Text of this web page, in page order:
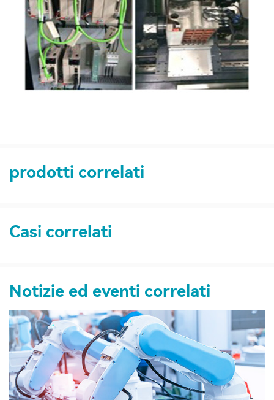
prodotti correlati
Casi correlati
Notizie ed eventi correlati